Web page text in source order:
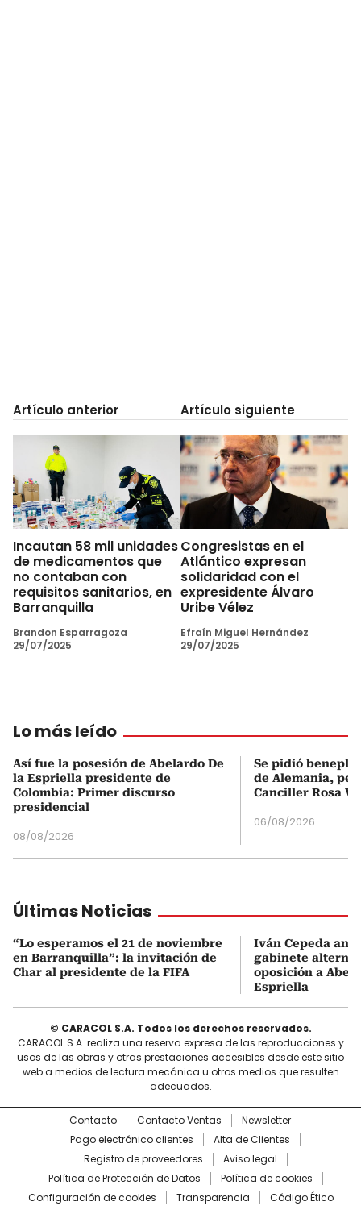
Artículo anterior
Incautan 58 mil unidades
de medicamentos que
no contaban con
requisitos sanitarios, en
Barranquilla
Brandon Esparragoza
29/07/2025
Artículo siguiente
Congresistas en el
Atlántico expresan
solidaridad con el
expresidente Álvaro
Uribe Vélez
Efraín Miguel Hernández
29/07/2025
Lo más leído
Así fue la posesión de Abelardo De
la Espriella presidente de
Colombia: Primer discurso
presidencial
08/08/2026
Se pidió
de Alemania,
Canciller Rosa
06/08/2026
Últimas Noticias
“Lo esperamos el 21 de noviembre
en Barranquilla”: la invitación de
Char al presidente de la FIFA
Iván Cepeda
gabinete alterno
oposición a
Espriella
© CARACOL S.A. Todos los derechos reservados.
CARACOL S.A. realiza una reserva expresa de las reproducciones y
usos de las obras y otras prestaciones accesibles desde este sitio
web a medios de lectura mecánica u otros medios que resulten
adecuados.
Contacto Contacto Ventas
Newsletter
Pago electrónico clientes
Alta de Clientes
Registro de proveedores
Aviso legal
Política de Protección de Datos
Política de cookies
Configuración de cookies
Transparencia Código Ético